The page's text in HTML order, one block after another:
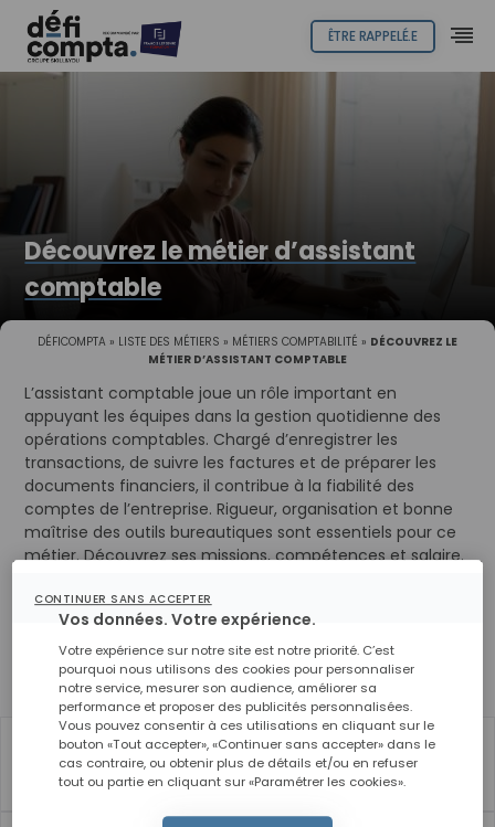
ÊTRE RAPPELÉ.E
DÉFICOMPTA » LISTE DES MÉTIERS » MÉTIERS COMPTABILITÉ » DÉCOUVREZ LE
MÉTIER D’ASSISTANT COMPTABLE
Découvrez le métier d’assistant
comptable
L’assistant comptable joue un rôle important en
appuyant les équipes dans la gestion quotidienne des
opérations comptables. Chargé d’enregistrer les
transactions, de suivre les factures et de préparer les
documents financiers, il contribue à la fiabilité des
comptes de l’entreprise. Rigueur, organisation et bonne
maîtrise des outils bureautiques sont essentiels pour ce
métier. Découvrez ses missions, compétences et salaire.
En quoi consiste ce métier ?
Assistant comptable : tout ce qu'il faut savoir
Quelles sont les missions d'un assistant
comptable ?
CONTINUER SANS ACCEPTER
Vos données. Votre expérience.
Votre expérience sur notre site est notre priorité. C’est
pourquoi nous utilisons des cookies pour personnaliser
notre service, mesurer son audience, améliorer sa
performance et proposer des publicités personnalisées.
Vous pouvez consentir à ces utilisations en cliquant sur le
bouton «Tout accepter», «Continuer sans accepter» dans le
cas contraire, ou obtenir plus de détails et/ou en refuser
tout ou partie en cliquant sur «Paramétrer les cookies».